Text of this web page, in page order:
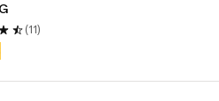
(11)